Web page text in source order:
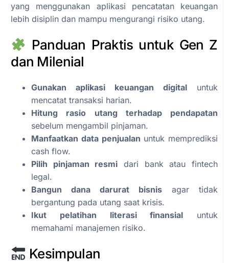
yang menggunakan aplikasi pencatatan keuangan
lebih disiplin dan mampu mengurangi risiko utang.
Panduan Praktis untuk Gen Z
dan Milenial
Gunakan aplikasi keuangan digitaluntuk
mencatat transaksi harian.
Hitung rasio utang terhadap pendapatan
sebelum mengambil pinjaman.
Manfaatkan data penjualan untuk memprediksi
cash flow.
Pilih pinjaman resmi dari bank atau fintech
legal.
Bangun dana darurat bisnisagar tidak
bergantung pada utang saat krisis.
Ikut pelatihan literasi finansial untuk
memahami manajemen risiko.
Kesimpulan